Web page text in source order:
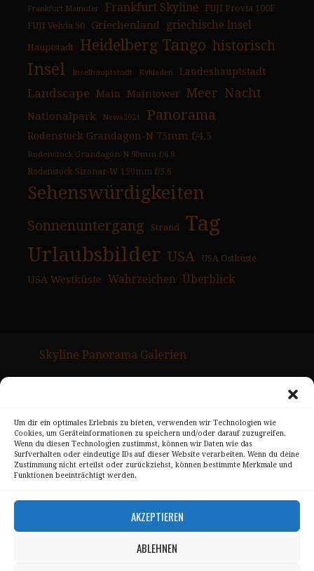
Um dir ein optimales Erlebnis zu bieten, verwenden wir Technologien wie
Cookies, um Geräteinformationen zu speichern und/oder darauf zuzugreifen.
Wenn du diesen Technologien zustimmst, können wir Daten wie das
Surfverhalten oder eindeutige IDs auf dieser Website verarbeiten. Wenn du deine
Zustimmung nicht erteilst oder zurückziehst, können bestimmte Merkmale und
Funktionen beeinträchtigt werden.
AKZEPTIEREN
ABLEHNEN
Frankfurt Mainufer Frankfurt Skyline
FUJI Provia 100F
FUJI Velvia 50
Griechenland griechische Insel
Hauptstadt Heidelberg Tango historisch
Insel Inselhauptstadt Kykladen Landeshauptstadt
Landscape Main Maintower Meer Nacht
Nationalpark News2021 Panorama
Rodenstock Grandagon-N 75mm f/4.5
Rodenstock Grandagon-N 90mm f/6.8
Rodenstock Sironar-W 150mm f/5.6
Sehenswürdigkeiten
Sonnenuntergang Strand Tag
Urlaubsbilder USA USA Ostküste
USA Westküste Wahrzeichen Überblick
Skyline Panorama Galerien
Kontakt
Alle Bilder unterliegen dem Urheberrecht von
Sebastian Trandafir
All pictures © 2008 – 2026 by